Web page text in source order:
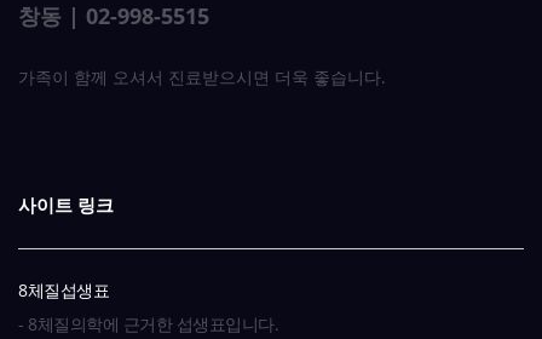
창동 | 02-998-5515
가족이 함께 오셔서 진료받으시면 더욱 좋습니다.
사이트 링크
8체질섭생표
- 8체질의학에 근거한 섭생표입니다.